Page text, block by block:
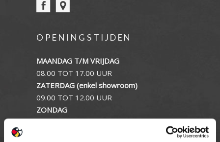
OPENINGSTIJDEN
MAANDAG T/M VRIJDAG
08.00 TOT 17.00 UUR
ZATERDAG (enkel showroom)
09.00 TOT 12.00 UUR
ZONDAG
GESLOTEN